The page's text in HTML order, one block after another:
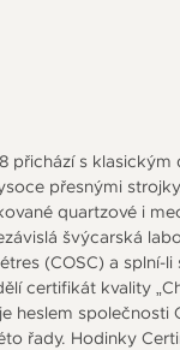
přichází s klasickým
přesnými
quartzové i
švýcarská
(COSC) a splní-
certifikát kvality
heslem společnosti
řady. Hodinky